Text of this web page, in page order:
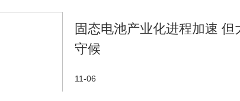
固态电池产业化进程加速
守候
11-06